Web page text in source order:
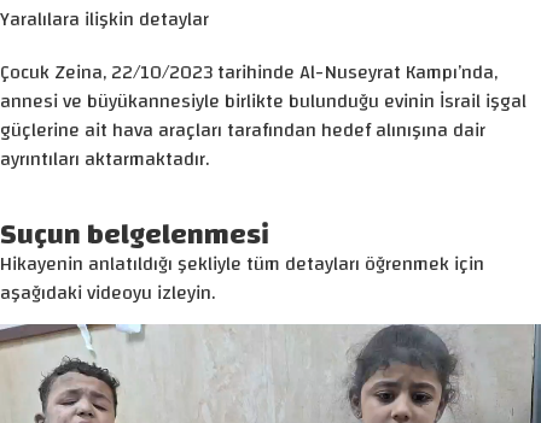
Yaralılara ilişkin detaylar
Çocuk Zeina, 22/10/2023 tarihinde Al-Nuseyrat Kampı’nda,
annesi ve büyükannesiyle birlikte bulunduğu evinin İsrail işgal
güçlerine ait hava araçları tarafından hedef alınışına dair
ayrıntıları aktarmaktadır.
Suçun belgelenmesi
Hikayenin anlatıldığı şekliyle tüm detayları öğrenmek için
aşağıdaki videoyu izleyin.